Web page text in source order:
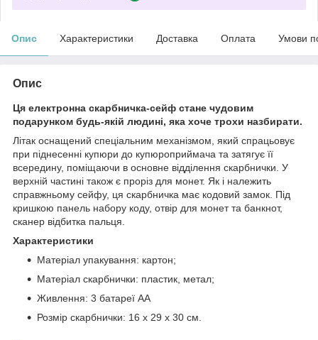
Опис Характеристики Доставка Оплата Умови
Опис
Ця електронна скарбничка-сейф стане чудовим
подарунком будь-якій людині, яка хоче трохи назбирати.
Літак оснащений спеціальним механізмом, який спрацьовує
при піднесенні купюри до купюроприймача та затягує її
всередину, поміщаючи в основне відділення скарбнички. У
верхній частині також є проріз для монет. Як і належить
справжньому сейфу, ця скарбничка має кодовий замок. Під
кришкою панель набору коду, отвір для монет та банкнот,
сканер відбитка пальця.
Характеристики
Матеріал упакування: картон;
Матеріал скарбнички: пластик, метал;
Живлення: 3 батареї АА
Розмір скарбнички: 16 х 29 х 30 см.